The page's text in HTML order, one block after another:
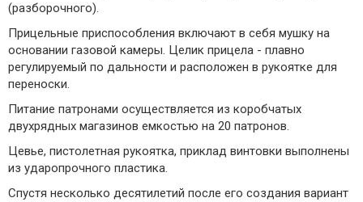
(разборочного).
Прицельные приспособления включают в себя мушку на
основании газовой камеры. Целик прицела - плавно
регулируемый по дальности и расположен в рукоятке для
переноски.
Питание патронами осуществляется из коробчатых
двухрядных магазинов емкостью на 20 патронов.
Цевье, пистолетная рукоятка, приклад винтовки выполнены
из ударопрочного пластика.
Спустя несколько десятилетий после его создания вариант